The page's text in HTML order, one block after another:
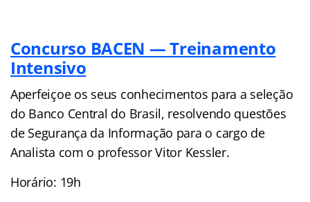
Concurso BACEN — Treinamento
Intensivo
Aperfeiçoe os seus conhecimentos para a seleção
do Banco Central do Brasil, resolvendo questões
de Segurança da Informação para o cargo de
Analista com o professor Vitor Kessler.
Horário: 19h